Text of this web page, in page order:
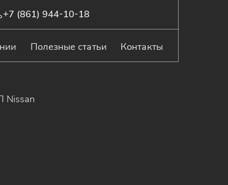
+7 (861) 944-10-18
Полезные статьи Контакты
Nissan